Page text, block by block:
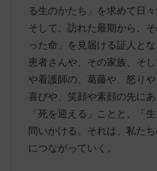
る生のかたち」を求めて日々
そして、訪れた最期から、
った命」を見届ける証人とな
患者さんや、その家族、そ
や看護師の、葛藤や、怒り
喜びや、笑顔や素顔の先にあ
「死を迎える」ことと、「
問いかける。それは、私た
につながっていく。